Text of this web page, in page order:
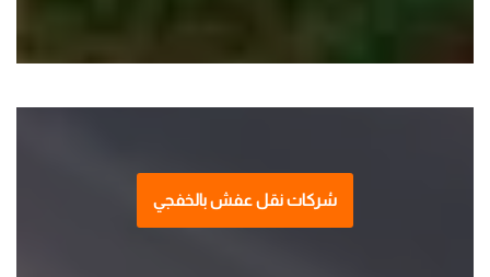
شركات نقل عفش بالخفجي